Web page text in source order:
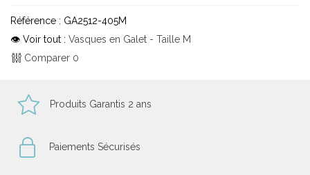
Référence : GA2512-405M
👁 Voir tout : Vasques en Galet - Taille M
Comparer 0
Produits Garantis 2 ans
Paiements Sécurisés